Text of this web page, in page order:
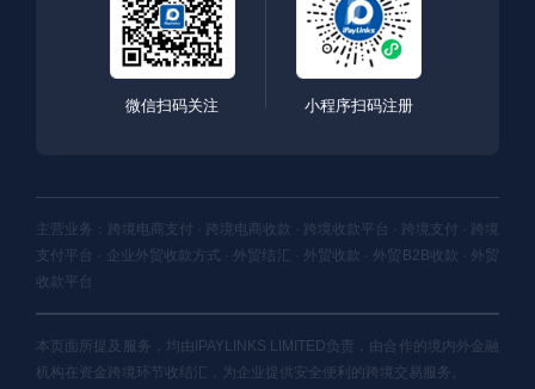
微信扫码关注 小程序扫码注册
主营业务：跨境电商支付 · 跨境电商收款 · 跨境收款平台 · 跨境支付 · 跨境
支付平台 · 企业外贸收款方式 · 外贸结汇 · 外贸收款 · 外贸B2B收款 · 外贸
收款平台
本页面所提及服务，均由IPAYLINKS LIMITED负责，由合作的境内外金融
机构在资金跨境环节收结汇，为企业提供安全便利的跨境交易服务。